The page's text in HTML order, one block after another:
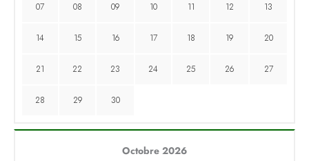
07 08 09 10 11 12 13
14 15 16 17 18 19 20
21 22 23 24 25 26 27
28 29 30
Octobre 2026